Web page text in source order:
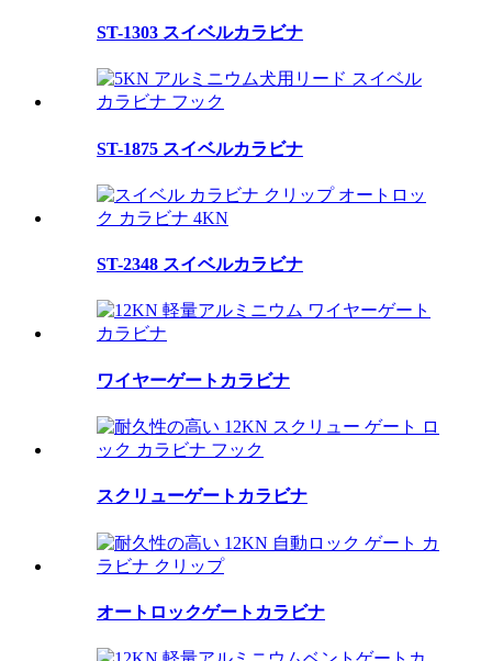
ST-1303 スイベルカラビナ
ST-1875 スイベルカラビナ
ST-2348 スイベルカラビナ
ワイヤーゲートカラビナ
スクリューゲートカラビナ
オートロックゲートカラビナ